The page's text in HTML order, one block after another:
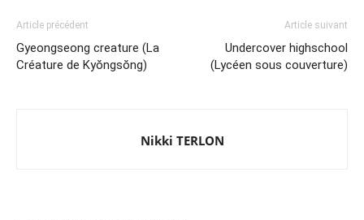
Article précédent
Gyeongseong creature (La
Créature de Kyŏngsŏng)
Article suivant
Undercover highschool
(Lycéen sous couverture)
Nikki TERLON